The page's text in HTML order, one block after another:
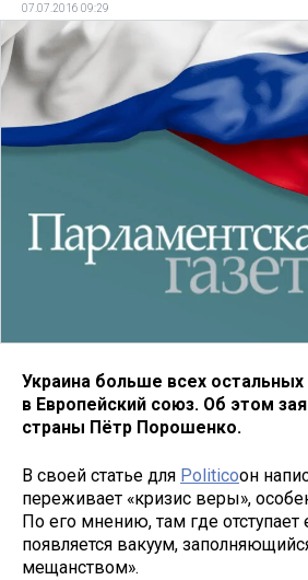
07.07.2016 09:29
Украина больше всех остальных
в Европейский союз. Об этом
страны Пётр Порошенко.
В своей статье для Politicoон
переживает «кризис веры»,
По его мнению, там где отступает
появляется вакуум,
мещанством».